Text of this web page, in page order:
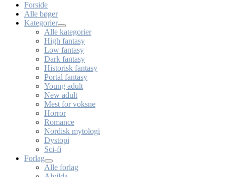
Forside
Alle bøger
Kategorier
Alle kategorier
High fantasy
Low fantasy
Dark fantasy
Historisk fantasy
Portal fantasy
Young adult
New adult
Mest for voksne
Horror
Romance
Nordisk mytologi
Dystopi
Sci-fi
Forlag
Alle forlag